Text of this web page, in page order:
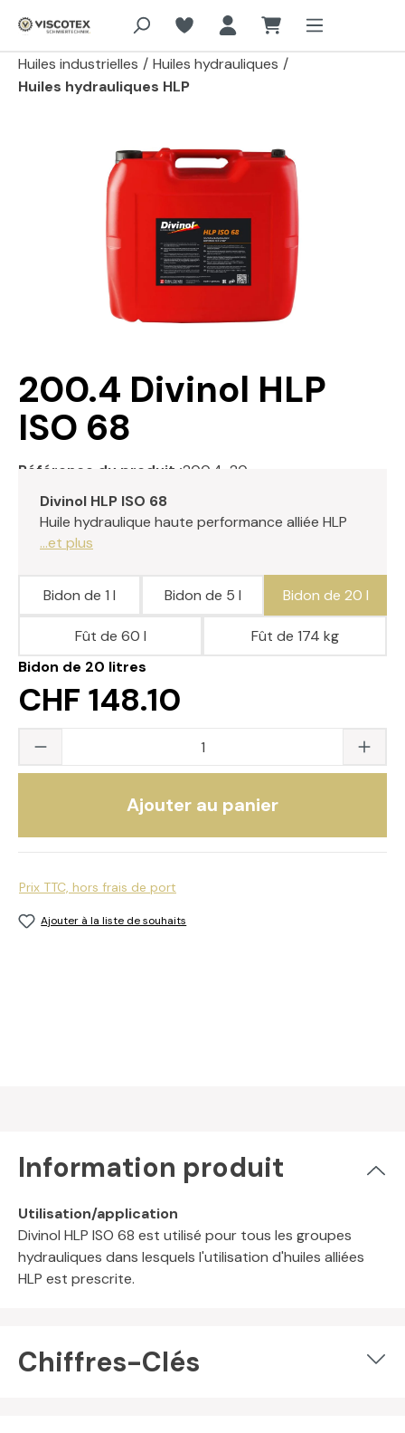
Aller au contenu principal
Huiles industrielles / Huiles hydrauliques /
Huiles hydrauliques HLP
Passer la galerie d'images
200.4 Divinol HLP
ISO 68
Référence du produit :200.4-20
Divinol HLP ISO 68
Huile hydraulique haute performance alliée HLP
...et plus
Bidon de 20 litres
CHF 148.10
Bidon de 1 l Bidon de 5 l Bidon de 20 l
Fût de 60 l Fût de 174 kg
Quantité du produit : saisissez la valeur
Ajouter au panier
Prix TTC, hors frais de port
Ajouter à la liste de souhaits
Information produit
Utilisation/application
Divinol HLP ISO 68 est utilisé pour tous les groupes
hydrauliques dans lesquels l'utilisation d'huiles alliées
HLP est prescrite.
Chiffres-Clés